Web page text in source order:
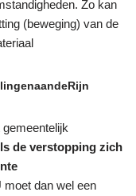
Zo kan
(beweging) van de
de verstopping zich
moet dan wel een